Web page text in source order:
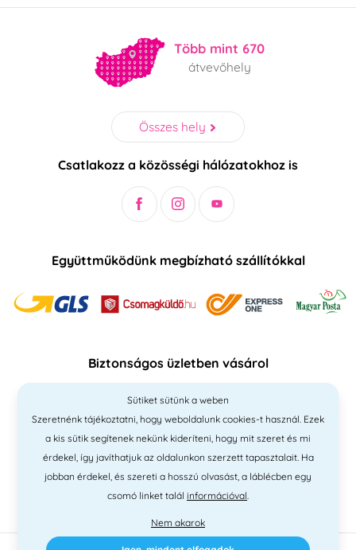
Több mint 670
átvevőhely
Összes hely
Csatlakozz a közösségi hálózatokhoz is
Együttműködünk megbízható szállítókkal
Biztonságos üzletben vásárol
Sütiket sütünk a weben
Szeretnénk tájékoztatni, hogy weboldalunk cookies-t használ. Ezek
a kis sütik segítenek nekünk kideríteni, hogy mit szeret és mi
érdekel, így javíthatjuk az oldalunkon szerzett tapasztalait. Ha
jobban érdekel, és szereti a hosszú olvasást, a láblécben egy
csomó linket talál információval.
Nem akarok